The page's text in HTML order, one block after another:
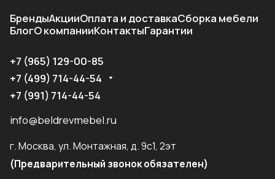
БрендыАкцииОплата и доставкаСборка мебели
БлогО компанииКонтактыГарантии
+7 (965) 129-00-85
+7 (499) 714-44-54
+7 (991) 714-44-54
info@beldrevmebel.ru
г. Москва, ул. Монтажная, д. 9с1, 2эт
(Предварительный звонок обязателен)